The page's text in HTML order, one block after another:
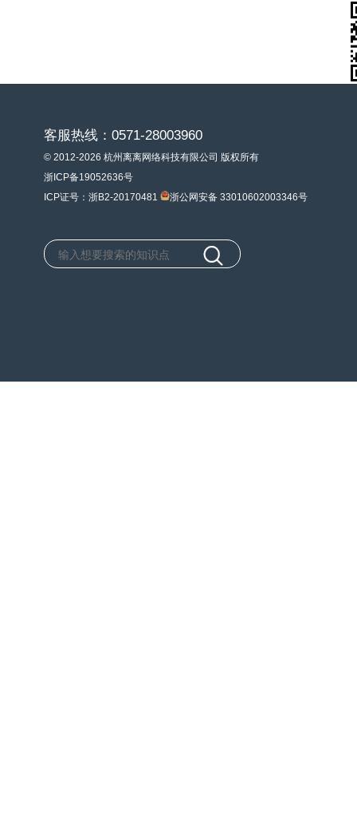
客服热线：0571-28003960
© 2012-2026 杭州离离网络科技有限公司 版权所有
浙ICP备19052636号
ICP证号：浙B2-20170481
浙公网安备 33010602003346号